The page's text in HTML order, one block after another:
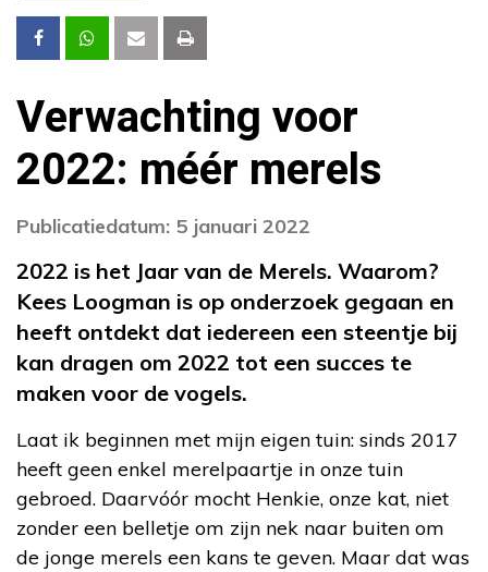
Verwachting voor
2022: méér merels
Publicatiedatum: 5 januari 2022
2022 is het Jaar van de Merels. Waarom?
Kees Loogman is op onderzoek gegaan en
heeft ontdekt dat iedereen een steentje bij
kan dragen om 2022 tot een succes te
maken voor de vogels.
Laat ik beginnen met mijn eigen tuin: sinds 2017
heeft geen enkel merelpaartje in onze tuin
gebroed. Daarvóór mocht Henkie, onze kat, niet
zonder een belletje om zijn nek naar buiten om
de jonge merels een kans te geven. Maar dat was